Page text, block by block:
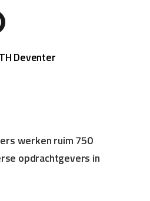
Deventer
werken ruim 750
opdrachtgevers in